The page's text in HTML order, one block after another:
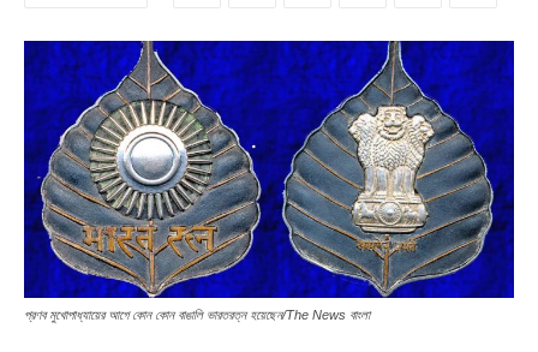
প্রণব মুখোপাধ্যায়ের আগে কোন কোন বাঙালি ভারতরত্ন হয়েছেন/The News বাংলা